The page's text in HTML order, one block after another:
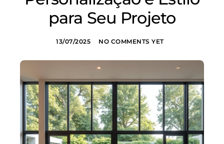
Sobre Nós
para Seu Projeto
13/07/2025 NO COMMENTS YET